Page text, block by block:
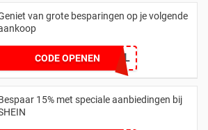
van grote besparingen op je volgende
CODE OPENEN
CLEARANCEDEAL
15% met speciale aanbiedingen bij